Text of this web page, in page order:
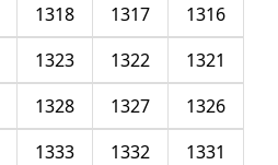
1316
1317
1318
1321
1322
1323
1326
1327
1328
1331
1332
1333